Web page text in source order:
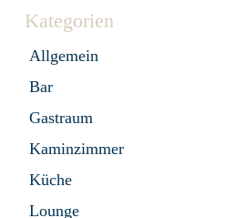
Kategorien
Allgemein
Bar
Gastraum
Kaminzimmer
Küche
Lounge